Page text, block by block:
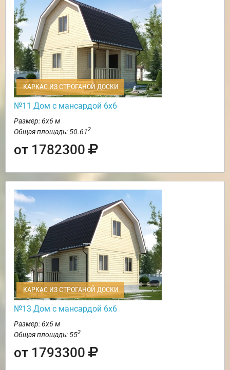
КАРКАС ИЗ СТРОГАНОЙ ДОСКИ
№11 Дом с мансардой 6х6
Размер: 6х6 м
Общая площадь: 50.612
от 1782300
КАРКАС ИЗ СТРОГАНОЙ ДОСКИ
№13 Дом с мансардой 6х6
Размер: 6х6 м
Общая площадь: 552
от 1793300